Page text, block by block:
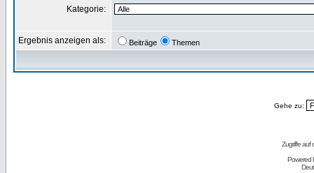
Kategorie:
Ergebnis anzeigen als: Beiträge Themen
Gehe zu:
Zugriffe auf
Powered